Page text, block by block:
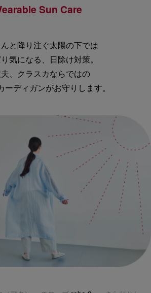
Sun Care
と降り注ぐ太陽の下では
気になる、日除け対策。
、クラスカならではの
ーディガンがお守りします。